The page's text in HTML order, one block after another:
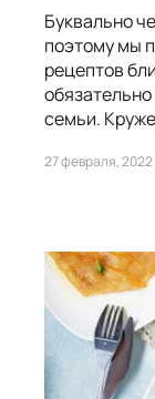
Буквально
поэтому мы
рецептов
семьи.
27 февраля, 2022